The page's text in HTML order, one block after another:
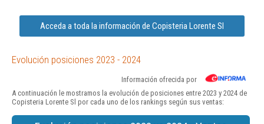
Acceda a toda la información de Copisteria Lorente Sl
Evolución posiciones 2023 - 2024
Información ofrecida por
A continuación le mostramos la evolución de posiciones entre 2023 y 2024 de
Copisteria Lorente Sl por cada uno de los rankings según sus ventas: